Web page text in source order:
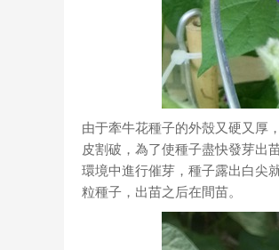
由于牽牛花種子的外殼又硬又厚
皮割破，為了使種子盡快發芽出
環境中進行催芽，種子露出白尖
粒種子，出苗之后在間苗。